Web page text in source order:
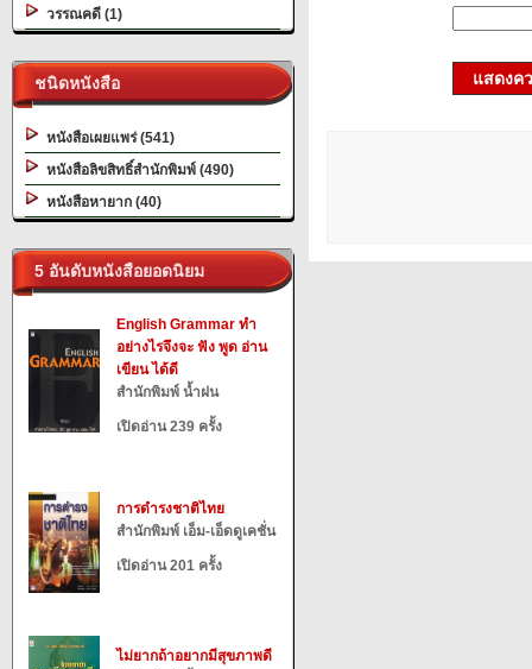
วรรณคดี (1)
ชนิดหนังสือ
หนังสือเผยแพร่ (541)
หนังสือลิขสิทธิ์สำนักพิมพ์ (490)
หนังสือหายาก (40)
5 อันดับหนังสือยอดนิยม
English Grammar ทำ
อย่างไรจึงจะ ฟัง พูด อ่าน
เขียน ได้ดี
สำนักพิมพ์ น้ำฝน
เปิดอ่าน 239 ครั้ง
การดำรงชาติไทย
สำนักพิมพ์ เอ็ม-เอ็ดดูเคชั่น
เปิดอ่าน 201 ครั้ง
ไม่ยากถ้าอยากมีสุขภาพดี
แสดงค